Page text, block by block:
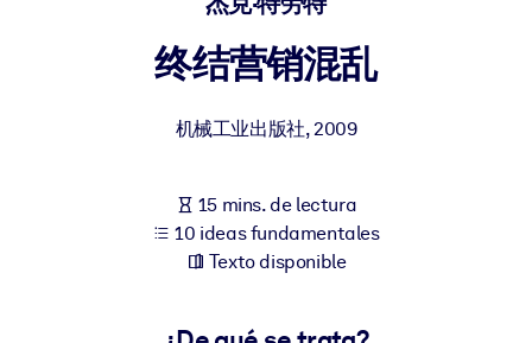
Construya una fuerza laboral más saludable y resiliente.
Para bibliotecas corporativas
Enriquezca su biblioteca corporativa con conocimientos
Para sistemas de IA
终结营销混乱
机械工业出版社,2009
15 mins. de lectura
10 ideas fundamentales
Texto disponible